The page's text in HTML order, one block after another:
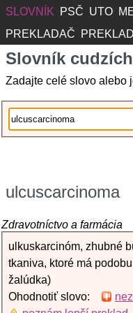
SLOVNÍK PSČ UTO
PREKLADAČ
Slovník
Zadajte celé slovo alebo
ulcuscarcinoma
Zdravotníctvo a farmácia
ulkuskarcinóm, zhubné
tkaniva, ktoré má
žalúdka)
Ohodnotiť slovo: